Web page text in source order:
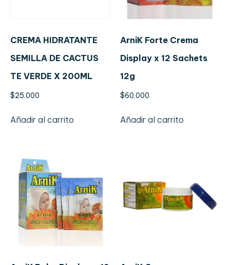
CREMA HIDRATANTE
SEMILLA DE CACTUS
TE VERDE X 200ML
$25.000
Añadir al carrito
ArniK Forte Crema
Display x 12 Sachets
12g
$60.000
Añadir al carrito